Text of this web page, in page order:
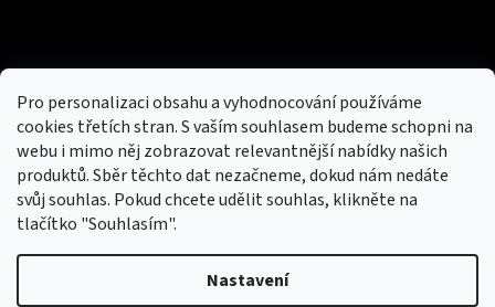
Pro personalizaci obsahu a vyhodnocování používáme
cookies třetích stran. S vaším souhlasem budeme schopni na
webu i mimo něj zobrazovat relevantnější nabídky našich
produktů. Sběr těchto dat nezačneme, dokud nám nedáte
svůj souhlas. Pokud chcete udělit souhlas, klikněte na
tlačítko "Souhlasím".
Nastavení
Nový obchod s batohy, cestovními zavazadly, tašky a peněženky